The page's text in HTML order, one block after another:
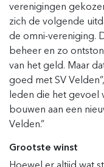
verenigingen
zich de volgende
de omni-vereniging.
beheer en zo
van het geld. Maar
goed met SV
leden die het gevoel
bouwen aan een
Velden.”
Grootste winst